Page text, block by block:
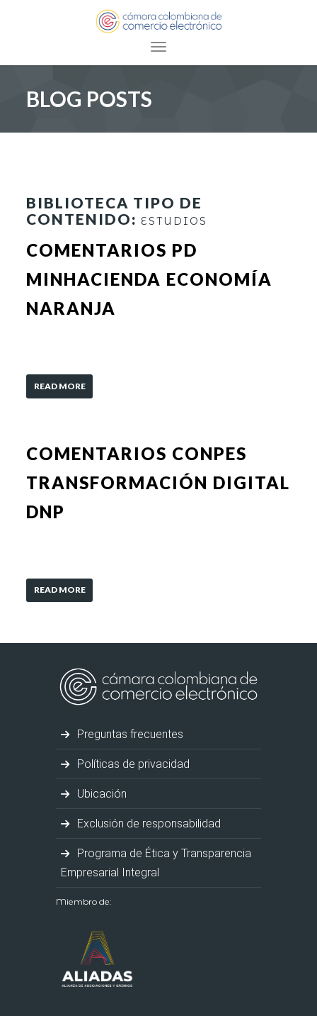
Toggle navigation
BLOG POSTS
BIBLIOTECA TIPO DE
CONTENIDO: ESTUDIOS
COMENTARIOS PD
MINHACIENDA ECONOMÍA
NARANJA
READ MORE
COMENTARIOS CONPES
TRANSFORMACIÓN DIGITAL
DNP
READ MORE
Preguntas frecuentes
Políticas de privacidad
Ubicación
Exclusión de responsabilidad
Programa de Ética y Transparencia
Empresarial Integral
Miembro de: